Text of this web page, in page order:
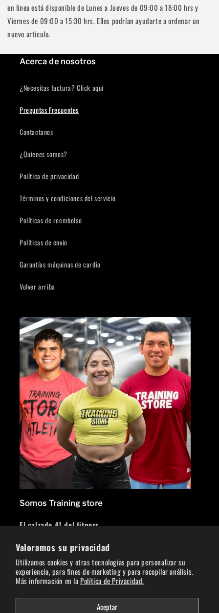
Valoramos su privacidad
Utilizamos cookies y otras tecnologías para personalizar su
experiencia, para fines de marketing y para recopilar análisis.
Más información en la Política de Privacidad.
Aceptar
en línea está disponible de Lunes a Jueves de 09:00 a 18:00 hrs y
Viernes de 09:00 a 15:30 hrs. Ellos podrían ayudarte a ordenar un
nuevo articulo.
Acerca de nosotros
¿Necesitas factura? Click aquí
Preguntas Frecuentes
Contactanos
¿Quienes somos?
Política de privacidad
Términos y condiciones del servicio
Políticas de reembolso
Políticas de envío
Garantías máquinas de cardio
Volver arriba
Somos Training store
El calzado #1 del fitness
FacebookInstagram
Crea tu cuenta
Correo electrónico